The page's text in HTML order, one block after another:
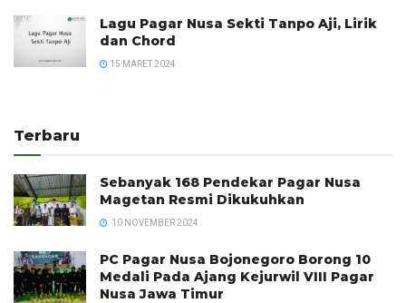
Lagu Pagar Nusa Sekti Tanpo Aji, Lirik
dan Chord
15 MARET 2024
Terbaru
Sebanyak 168 Pendekar Pagar Nusa
Magetan Resmi Dikukuhkan
10 NOVEMBER 2024
PC Pagar Nusa Bojonegoro Borong 10
Medali Pada Ajang Kejurwil VIII Pagar
Nusa Jawa Timur